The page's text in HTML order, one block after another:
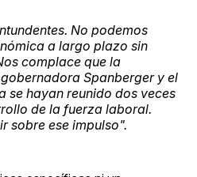
No podemos
a largo plazo sin
complace que la
Spanberger y el
se hayan reunido dos veces
de la fuerza laboral.
sobre ese impulso".